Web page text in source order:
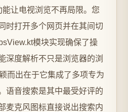
让电视浏览不再局限。您
时打开多个网页并在其间切
模块实现确保了操
深度解析不只是浏览器的浏
而出在于它集成了多项专为
语音搜索是其中最受好评的
克风图标直接说出搜索内